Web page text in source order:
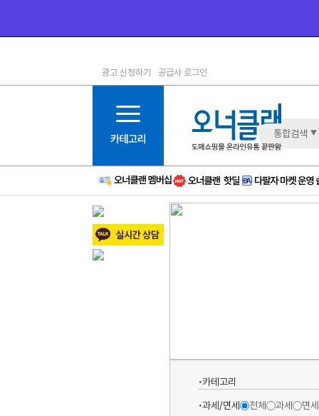
1등급
6등급
11등급
12등급
15등급
16등급
17등급
신규
주의
광고 신청하기 공급사 로그인
통합검색
카테고리
과세/면세
전체 과세
면세